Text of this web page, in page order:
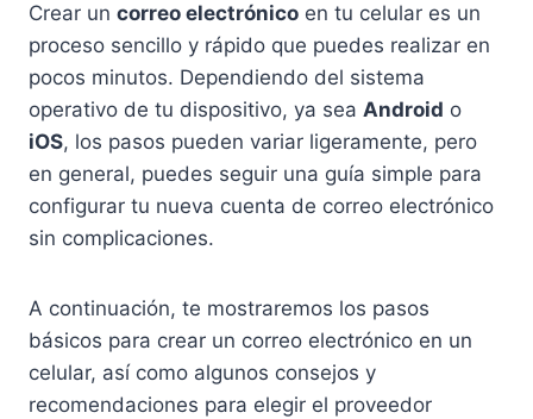
Crear un correo electrónico en tu celular es un
proceso sencillo y rápido que puedes realizar en
pocos minutos. Dependiendo del sistema
operativo de tu dispositivo, ya sea Android o
iOS, los pasos pueden variar ligeramente, pero
en general, puedes seguir una guía simple para
configurar tu nueva cuenta de correo electrónico
sin complicaciones.
A continuación, te mostraremos los pasos
básicos para crear un correo electrónico en un
celular, así como algunos consejos y
recomendaciones para elegir el proveedor